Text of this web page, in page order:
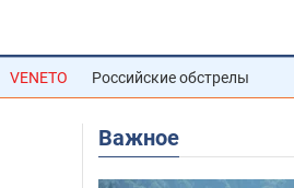
VENETO Российские обстрелы
Важное